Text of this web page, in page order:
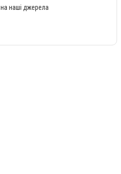
на наші джерела